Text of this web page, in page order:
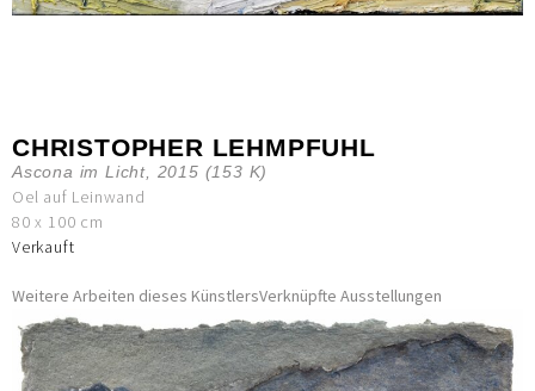
CHRISTOPHER LEHMPFUHL
Ascona im Licht, 2015 (153 K)
Oel auf Leinwand
80 x 100 cm
Verkauft
Weitere Arbeiten dieses KünstlersVerknüpfte Ausstellungen